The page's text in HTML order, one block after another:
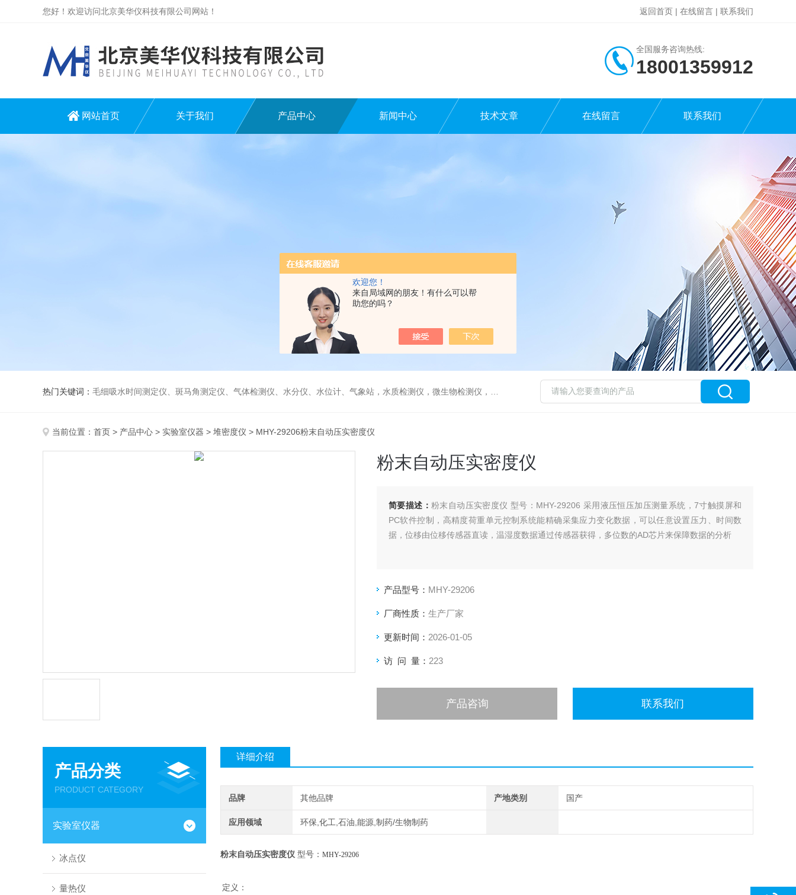
欢迎您！
来自局域网的朋友！有什么可以帮
助您的吗？
您好！欢迎访问北京美华仪科技有限公司网站！ 返回首页 | 在线留言 | 联系我们
全国服务咨询热线:
18001359912
网站首页 关于我们 产品中心 新闻中心 技术文章 在线留言 联系我们
热门关键词： 毛细吸水时间测定仪、斑马角测定仪、气体检测仪、水分仪、水位计、气象站，水质检测仪，微生物检测仪，气体检测仪
当前位置： 首页 > 产品中心 > 实验室仪器 > 堆密度仪 > MHY-29206粉末自动压实密度仪
粉末自动压实密度仪
简要描述：粉末自动压实密度仪 型号：MHY-29206 采用液压恒压加压测量系统，7寸触摸屏和
PC软件控制，高精度荷重单元控制系统能精确采集应力变化数据，可以任意设置压力、时间数
据，位移由位移传感器直读，温湿度数据通过传感器获得，多位数的AD芯片来保障数据的分析
产品型号： MHY-29206
厂商性质： 生产厂家
更新时间： 2026-01-05
访 问 量： 223
产品咨询 联系我们
产品分类
PRODUCT CATEGORY
实验室仪器
冰点仪
量热仪
详细介绍
品牌 其他品牌 产地类别 国产
应用领域 环保,化工,石油,能源,制药/生物制药
粉末自动压实密度仪 型号： MHY-29206
定义：